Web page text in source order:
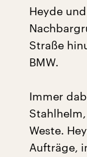
Heyde
Straße
BMW.
Immer
Weste.
Aufträge,